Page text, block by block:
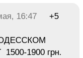
16:47 +5
1900 грн.